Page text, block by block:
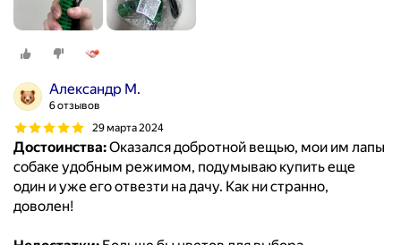
Александр М.
6 отзывов
29 марта 2024
Достоинства:Оказался добротной вещью, мои им лапы
собаке удобным режимом, подумываю купить еще
один и уже его отвезти на дачу. Как ни странно,
доволен!